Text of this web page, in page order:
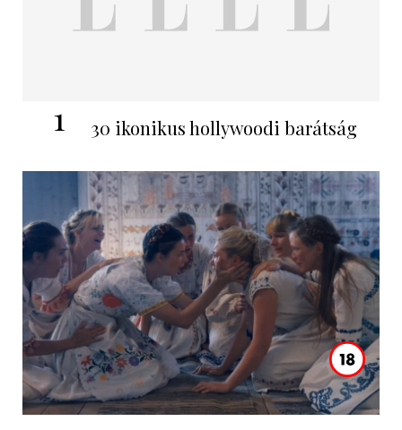
1 30 ikonikus hollywoodi barátság